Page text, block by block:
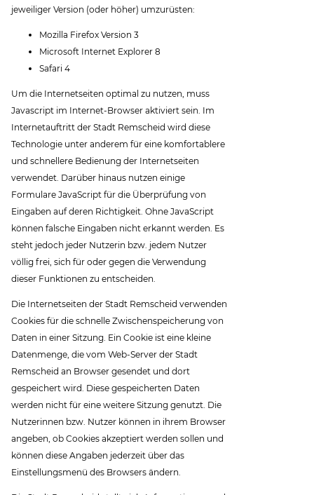
jeweiliger Version (oder höher) umzurüsten:
Mozilla Firefox Version 3
Microsoft Internet Explorer 8
Safari 4
Um die Internetseiten optimal zu nutzen, muss
Javascript im Internet-Browser aktiviert sein. Im
Internetauftritt der Stadt Remscheid wird diese
Technologie unter anderem für eine komfortablere
und schnellere Bedienung der Internetseiten
verwendet. Darüber hinaus nutzen einige
Formulare JavaScript für die Überprüfung von
Eingaben auf deren Richtigkeit. Ohne JavaScript
können falsche Eingaben nicht erkannt werden. Es
steht jedoch jeder Nutzerin bzw. jedem Nutzer
völlig frei, sich für oder gegen die Verwendung
dieser Funktionen zu entscheiden.
Die Internetseiten der Stadt Remscheid verwenden
Cookies für die schnelle Zwischenspeicherung von
Daten in einer Sitzung. Ein Cookie ist eine kleine
Datenmenge, die vom Web-Server der Stadt
Remscheid an Browser gesendet und dort
gespeichert wird. Diese gespeicherten Daten
werden nicht für eine weitere Sitzung genutzt. Die
Nutzerinnen bzw. Nutzer können in ihrem Browser
angeben, ob Cookies akzeptiert werden sollen und
können diese Angaben jederzeit über das
Einstellungsmenü des Browsers ändern.